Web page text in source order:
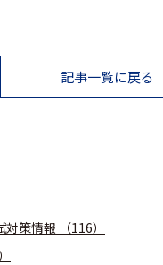
記事一覧に戻る
対策情報
（116）